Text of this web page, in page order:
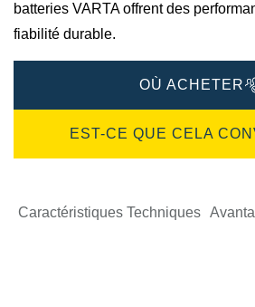
batteries VARTA offrent des
fiabilité durable.​
OÙ ACHETER
EST-CE QUE CELA
Caractéristiques Techniques